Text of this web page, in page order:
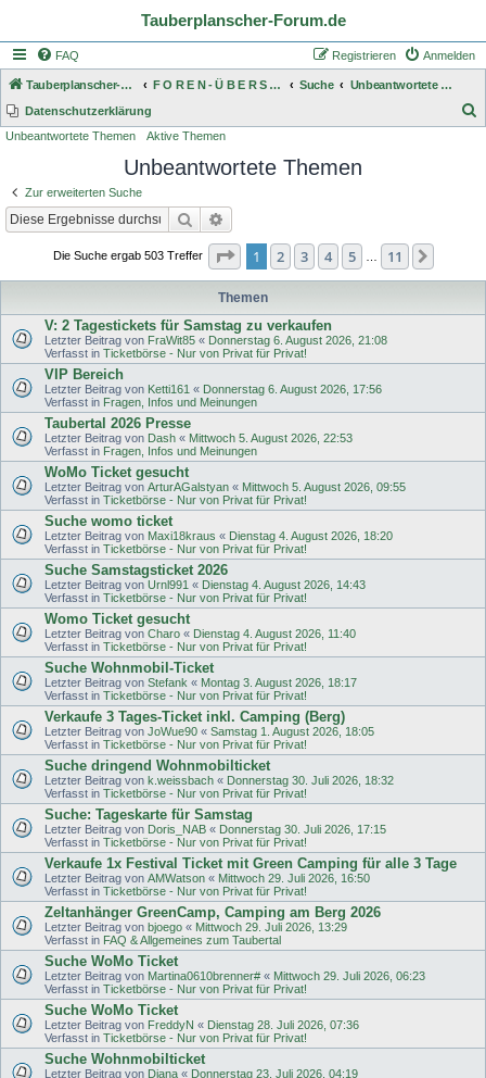
Tauberplanscher-Forum.de
FAQ Anmelden
Registrieren
Tauberplanscher-Forum.de F O R E N - Ü B E R S I C H T Suche
Unbeantwortete Themen
Datenschutzerklärung
Unbeantwortete Themen Aktive Themen
Unbeantwortete Themen
Zur erweiterten Suche
Suche
Die Suche ergab 503 Treffer Seite 1von 11
1 2 3 4 5 11
Themen
V: 2 Tagestickets für Samstag zu verkaufen
Letzter Beitrag von FraWit85 « Donnerstag 6. August 2026, 21:08
Verfasst in Ticketbörse - Nur von Privat für Privat!
VIP Bereich
Letzter Beitrag von Ketti161 « Donnerstag 6. August 2026, 17:56
Verfasst in Fragen, Infos und Meinungen
Taubertal 2026 Presse
Letzter Beitrag von Dash « Mittwoch 5. August 2026, 22:53
Verfasst in Fragen, Infos und Meinungen
WoMo Ticket gesucht
Letzter Beitrag von ArturAGalstyan « Mittwoch 5. August 2026, 09:55
Verfasst in Ticketbörse - Nur von Privat für Privat!
Suche womo ticket
Letzter Beitrag von Maxi18kraus « Dienstag 4. August 2026, 18:20
Verfasst in Ticketbörse - Nur von Privat für Privat!
Suche Samstagsticket 2026
Letzter Beitrag von Urnl991 « Dienstag 4. August 2026, 14:43
Verfasst in Ticketbörse - Nur von Privat für Privat!
Womo Ticket gesucht
Letzter Beitrag von Charo « Dienstag 4. August 2026, 11:40
Verfasst in Ticketbörse - Nur von Privat für Privat!
Suche Wohnmobil-Ticket
Letzter Beitrag von Stefank « Montag 3. August 2026, 18:17
Verfasst in Ticketbörse - Nur von Privat für Privat!
Verkaufe 3 Tages-Ticket inkl. Camping (Berg)
Letzter Beitrag von JoWue90 « Samstag 1. August 2026, 18:05
Verfasst in Ticketbörse - Nur von Privat für Privat!
Suche dringend Wohnmobilticket
Letzter Beitrag von k.weissbach « Donnerstag 30. Juli 2026, 18:32
Verfasst in Ticketbörse - Nur von Privat für Privat!
Suche: Tageskarte für Samstag
Letzter Beitrag von Doris_NAB « Donnerstag 30. Juli 2026, 17:15
Verfasst in Ticketbörse - Nur von Privat für Privat!
Verkaufe 1x Festival Ticket mit Green Camping für alle 3 Tage
Letzter Beitrag von AMWatson « Mittwoch 29. Juli 2026, 16:50
Verfasst in Ticketbörse - Nur von Privat für Privat!
Zeltanhänger GreenCamp, Camping am Berg 2026
Letzter Beitrag von bjoego « Mittwoch 29. Juli 2026, 13:29
Verfasst in FAQ & Allgemeines zum Taubertal
Suche WoMo Ticket
Letzter Beitrag von Martina0610brenner# « Mittwoch 29. Juli 2026, 06:23
Verfasst in Ticketbörse - Nur von Privat für Privat!
Suche WoMo Ticket
Letzter Beitrag von FreddyN « Dienstag 28. Juli 2026, 07:36
Verfasst in Ticketbörse - Nur von Privat für Privat!
Suche Wohnmobilticket
Letzter Beitrag von Diana « Donnerstag 23. Juli 2026, 04:19